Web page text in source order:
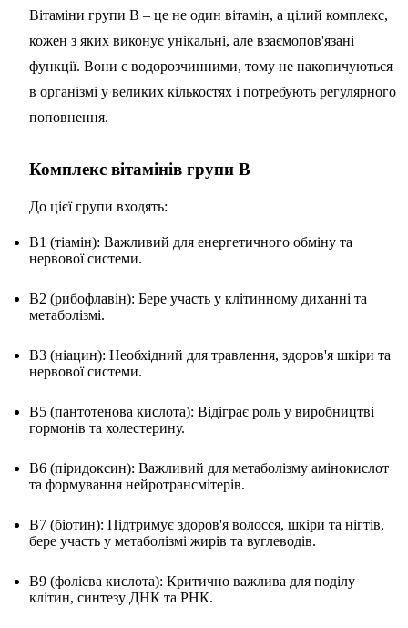
Вітаміни групи B – це не один вітамін, а цілий комплекс,
кожен з яких виконує унікальні, але взаємопов'язані
функції. Вони є водорозчинними, тому не накопичуються
в організмі у великих кількостях і потребують регулярного
поповнення.
Комплекс вітамінів групи B
До цієї групи входять:
B1 (тіамін): Важливий для енергетичного обміну та
нервової системи.
B2 (рибофлавін): Бере участь у клітинному диханні та
метаболізмі.
B3 (ніацин): Необхідний для травлення, здоров'я шкіри та
нервової системи.
B5 (пантотенова кислота): Відіграє роль у виробництві
гормонів та холестерину.
B6 (піридоксин): Важливий для метаболізму амінокислот
та формування нейротрансмітерів.
B7 (біотин): Підтримує здоров'я волосся, шкіри та нігтів,
бере участь у метаболізмі жирів та вуглеводів.
B9 (фолієва кислота): Критично важлива для поділу
клітин, синтезу ДНК та РНК.